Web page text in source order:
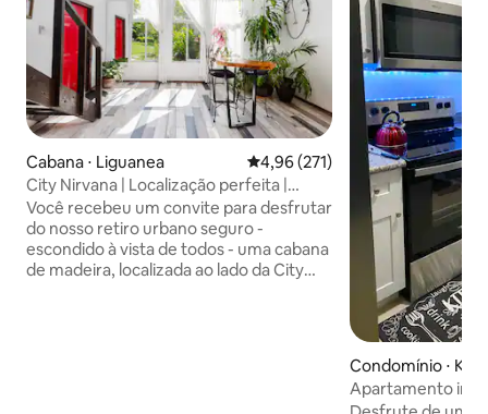
Cabana ⋅ Liguanea 4,96 de uma avaliação média de
4,96 (271)
City Nirvana | Localização perfeita |
Descontraia e aproveite
Você recebeu um convite para desfrutar
do nosso retiro urbano seguro -
escondido à vista de todos - uma cabana
de madeira, localizada ao lado da City
Condomínio ⋅
Apartamento
com piscina e